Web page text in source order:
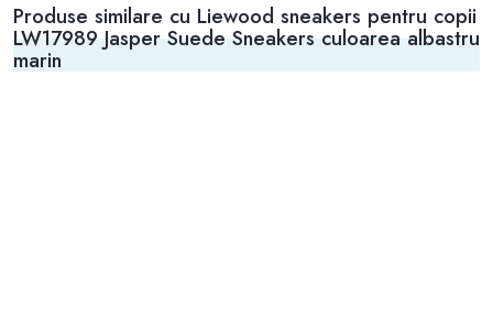
Produse similare cu Liewood sneakers pentru copii
LW17989 Jasper Suede Sneakers culoarea albastru
marin